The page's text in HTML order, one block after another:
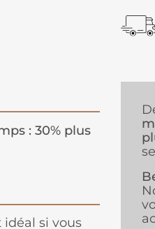
: 30% plus
si vous